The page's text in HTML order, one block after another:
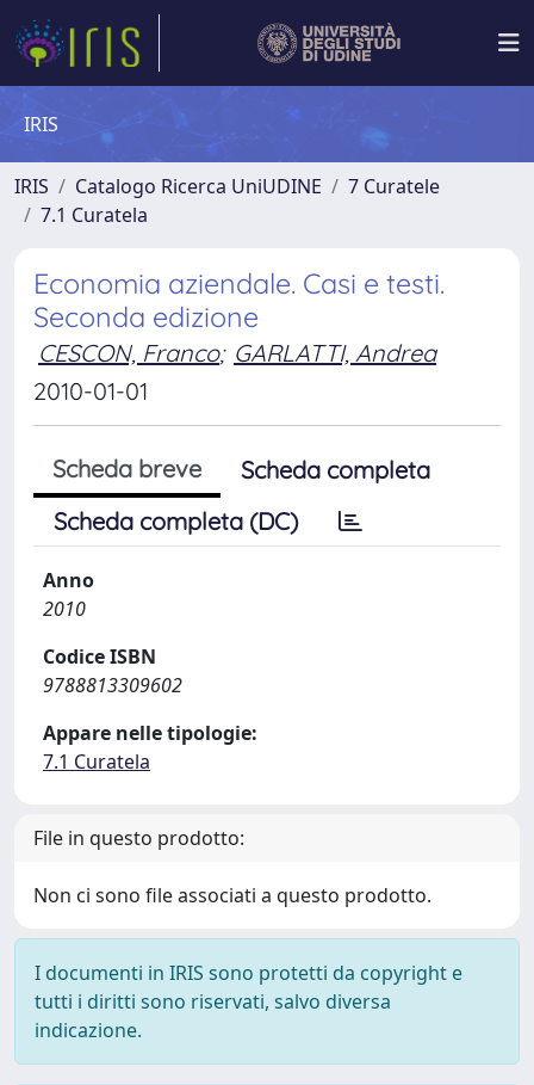
IRIS
IRIS Catalogo Ricerca UniUDINE
7 Curatele
7.1 Curatela
Economia aziendale. Casi e testi.
Seconda edizione
CESCON, Franco; GARLATTI, Andrea
2010-01-01
Scheda breve
Scheda completa
Scheda completa (DC)
Anno
2010
Codice ISBN
9788813309602
Appare nelle tipologie:
7.1 Curatela
File in questo prodotto:
Non ci sono file associati a questo prodotto.
I documenti in IRIS sono protetti da copyright e
tutti i diritti sono riservati, salvo diversa
indicazione.